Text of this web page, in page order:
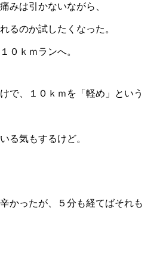
みは引かないながら、
るのか試したくなった。
０ｋｍランへ。
で、１０ｋｍを「軽め」という
る気もするけど。
かったが、５分も経てばそれも